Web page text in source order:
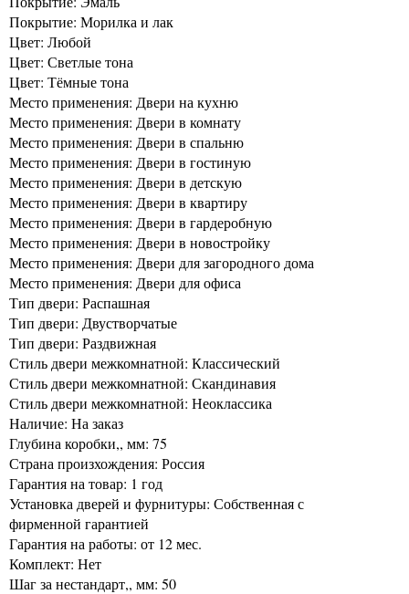
Покрытие: Морилка и лак
Цвет: Любой
Цвет: Светлые тона
Цвет: Тёмные тона
Место применения: Двери на кухню
Место применения: Двери в комнату
Место применения: Двери в спальню
Место применения: Двери в гостиную
Место применения: Двери в детскую
Место применения: Двери в квартиру
Место применения: Двери в гардеробную
Место применения: Двери в новостройку
Место применения: Двери для загородного дома
Место применения: Двери для офиса
Тип двери: Распашная
Тип двери: Двустворчатые
Тип двери: Раздвижная
Стиль двери межкомнатной: Классический
Стиль двери межкомнатной: Скандинавия
Стиль двери межкомнатной: Неоклассика
Наличие: На заказ
Глубина коробки,, мм: 75
Страна произхождения: Россия
Гарантия на товар: 1 год
Установка дверей и фурнитуры: Собственная с
фирменной гарантией
Гарантия на работы: от 12 мес.
Комплект: Нет
Шаг за нестандарт,, мм: 50